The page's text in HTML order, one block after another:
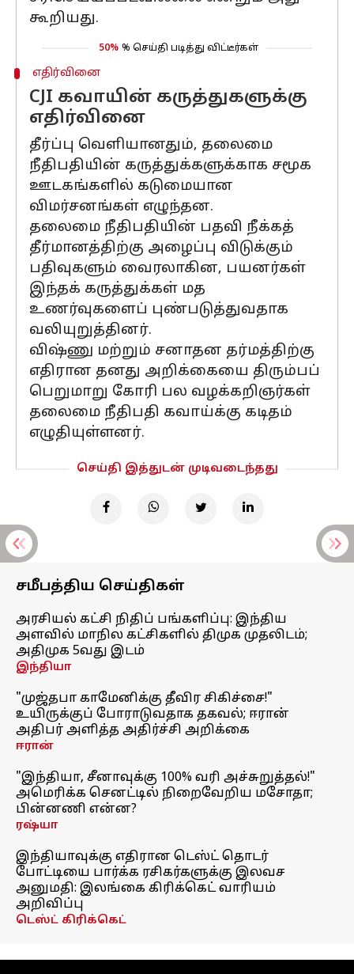
கூறியது.
50% % செய்தி படித்து விட்டீர்கள்
எதிர்வினை
CJI கவாயின் கருத்துகளுக்கு
எதிர்வினை
தீர்ப்பு வெளியானதும், தலைமை
நீதிபதியின் கருத்துக்களுக்காக சமூக
ஊடகங்களில் கடுமையான
விமர்சனங்கள் எழுந்தன.
தலைமை நீதிபதியின் பதவி நீக்கத்
தீர்மானத்திற்கு அழைப்பு விடுக்கும்
பதிவுகளும் வைரலாகின, பயனர்கள்
இந்தக் கருத்துக்கள் மத
உணர்வுகளைப் புண்படுத்துவதாக
வலியுறுத்தினர்.
விஷ்ணு மற்றும் சனாதன தர்மத்திற்கு
எதிரான தனது அறிக்கையை திரும்பப்
பெறுமாறு கோரி பல வழக்கறிஞர்கள்
தலைமை நீதிபதி கவாய்க்கு கடிதம்
எழுதியுள்ளனர்.
செய்தி இத்துடன் முடிவடைந்தது
சமீபத்திய செய்திகள்
அரசியல் கட்சி நிதிப் பங்களிப்பு: இந்திய
அளவில் மாநில கட்சிகளில் திமுக முதலிடம்;
அதிமுக 5வது இடம்
இந்தியா
"முஜ்தபா காமேனிக்கு தீவிர சிகிச்சை!"
உயிருக்குப் போராடுவதாக தகவல்; ஈரான்
அதிபர் அளித்த அதிர்ச்சி அறிக்கை
ஈரான்
"இந்தியா, சீனாவுக்கு 100% வரி அச்சுறுத்தல்!"
அமெரிக்க செனட்டில் நிறைவேறிய மசோதா;
பின்னணி என்ன?
ரஷ்யா
இந்தியாவுக்கு எதிரான டெஸ்ட் தொடர்
போட்டியை பார்க்க ரசிகர்களுக்கு இலவச
அனுமதி: இலங்கை கிரிக்கெட் வாரியம்
அறிவிப்பு
டெஸ்ட் கிரிக்கெட்